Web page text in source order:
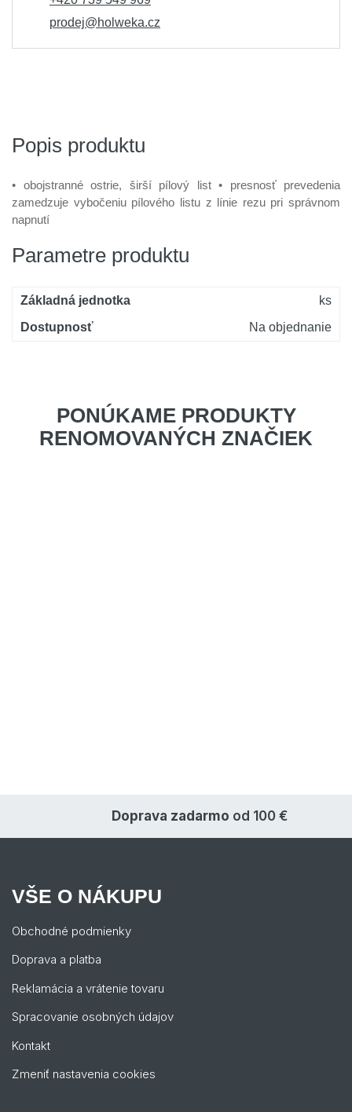
prodej@holweka.cz
Popis produktu
• obojstranné ostrie, širší pílový list • presnosť prevedenia
zamedzuje vybočeniu pílového listu z línie rezu pri správnom
napnutí
Parametre produktu
Základná jednotka
ks
Dostupnosť
Na objednanie
PONÚKAME PRODUKTY
RENOMOVANÝCH ZNAČIEK
Doprava zadarmo od 100 €
VŠE O NÁKUPU
Obchodné podmienky
Doprava a platba
Reklamácia a vrátenie tovaru
Spracovanie osobných údajov
Kontakt
Zmeniť nastavenia cookies